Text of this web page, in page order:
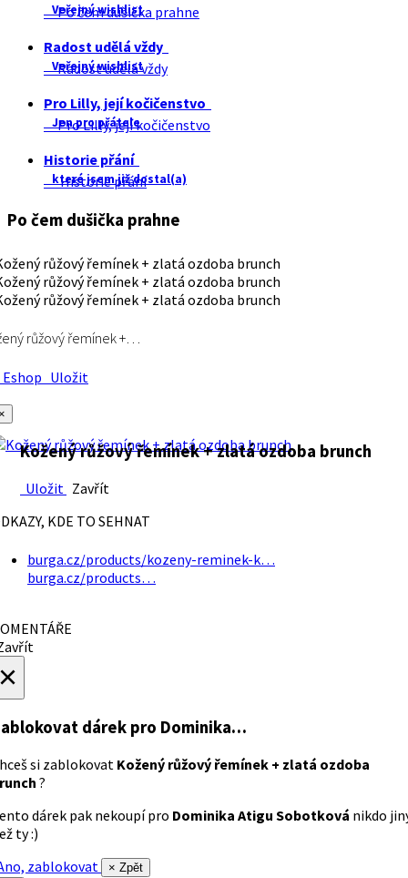
Veřejný wishlist
Po čem dušička prahne
Radost udělá vždy
Veřejný wishlist
Radost udělá vždy
Pro Lilly, její kočičenstvo
Jen pro přátele
Pro Lilly, její kočičenstvo
Historie přání
které jsem již dostal(a)
Historie přání
Po čem dušička prahne
růžový řemínek +…
Uložit
Kožený růžový řemínek + zlatá ozdoba brunch
Uložit Zavřít
KDE TO SEHNAT
burga.cz/products/kozeny-reminek-k…
burga.cz/products…
dárek pro Dominika…
si zablokovat Kožený růžový řemínek + zlatá ozdoba
?
dárek pak nekoupí pro Dominika Atigu Sobotková nikdo
ty :)
zablokovat
× Zpět